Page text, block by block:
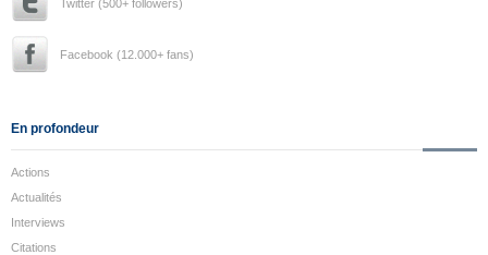
Twitter (500+ followers)
Facebook (12.000+ fans)
En profondeur
Actions
Actualités
Interviews
Citations